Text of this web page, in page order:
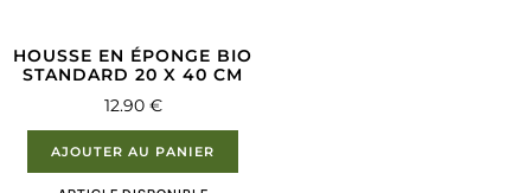
HOUSSE EN ÉPONGE BIO
STANDARD 20 X 40 CM
12.90 €
AJOUTER AU PANIER